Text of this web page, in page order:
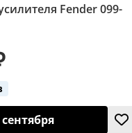
Fender 099-
сентября